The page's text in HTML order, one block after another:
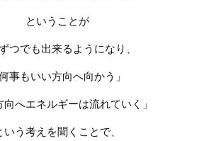
ということが
つでも出来るようになり、
何事もいい方向へ向かう」
向へエネルギーは流れていく」
いう考えを聞くことで、